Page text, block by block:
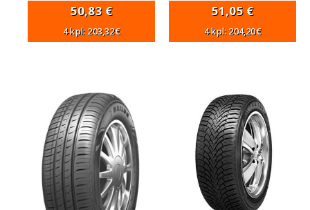
50,83 €
4 kpl: 203,32€
51,05 €
4 kpl: 204,20€